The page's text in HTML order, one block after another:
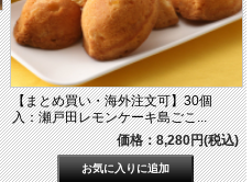
【まとめ買い・海外注文可】30個
入：瀬戸田レモンケーキ島ごこ...
価格：8,280円(税込)